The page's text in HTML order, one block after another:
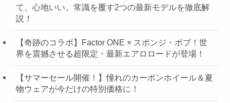
て、心地いい。常識を覆す2つの最新モデルを徹底解
説！
【奇跡のコラボ】Factor ONE × スポンジ・ボブ！世
界を震撼させる超限定・最新エアロロードが登場！
【サマーセール開催！】憧れのカーボンホイール＆夏
物ウェアが今だけの特別価格に！